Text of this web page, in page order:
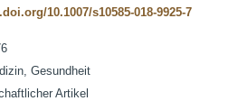
10.1007/s10585-018-9925-7
Gesundheit
Artikel